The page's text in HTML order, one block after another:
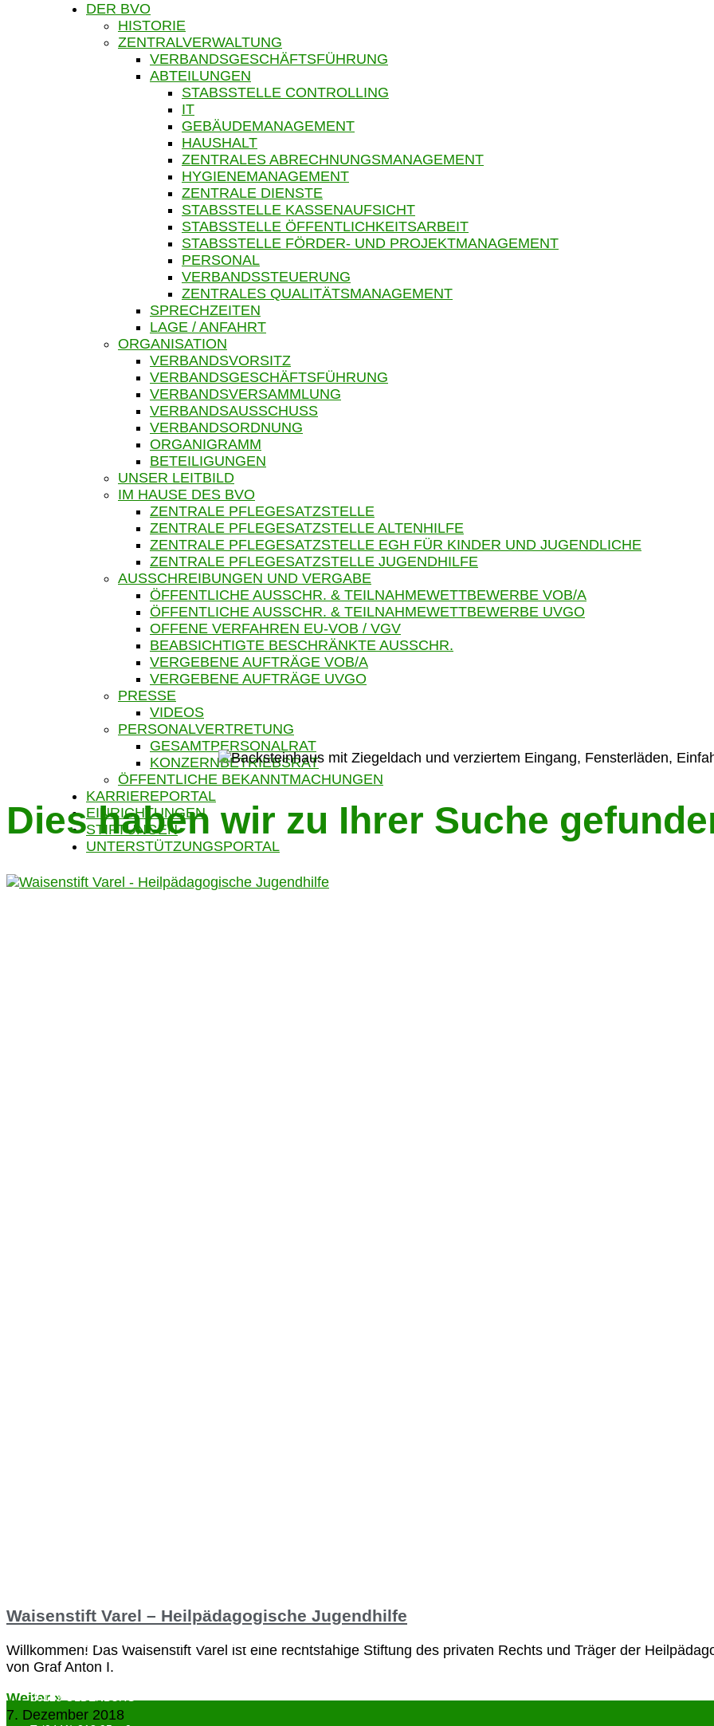
DER BVO
HISTORIE
ZENTRALVERWALTUNG
VERBANDSGESCHÄFTSFÜHRUNG
ABTEILUNGEN
STABSSTELLE CONTROLLING
IT
GEBÄUDEMANAGEMENT
HAUSHALT
ZENTRALES ABRECHNUNGSMANAGEMENT
HYGIENEMANAGEMENT
ZENTRALE DIENSTE
STABSSTELLE KASSENAUFSICHT
STABSSTELLE ÖFFENTLICHKEITSARBEIT
STABSSTELLE FÖRDER- UND PROJEKTMANAGEMENT
PERSONAL
VERBANDSSTEUERUNG
ZENTRALES QUALITÄTSMANAGEMENT
SPRECHZEITEN
LAGE / ANFAHRT
ORGANISATION
VERBANDSVORSITZ
VERBANDSGESCHÄFTSFÜHRUNG
VERBANDSVERSAMMLUNG
VERBANDSAUSSCHUSS
VERBANDSORDNUNG
ORGANIGRAMM
BETEILIGUNGEN
UNSER LEITBILD
IM HAUSE DES BVO
ZENTRALE PFLEGESATZSTELLE
ZENTRALE PFLEGESATZSTELLE ALTENHILFE
ZENTRALE PFLEGESATZSTELLE EGH FÜR KINDER UND JUGENDLICHE
ZENTRALE PFLEGESATZSTELLE JUGENDHILFE
AUSSCHREIBUNGEN UND VERGABE
ÖFFENTLICHE AUSSCHR. & TEILNAHMEWETTBEWERBE VOB/A
ÖFFENTLICHE AUSSCHR. & TEILNAHMEWETTBEWERBE UVGO
OFFENE VERFAHREN EU-VOB / VGV
BEABSICHTIGTE BESCHRÄNKTE AUSSCHR.
VERGEBENE AUFTRÄGE VOB/A
VERGEBENE AUFTRÄGE UVGO
PRESSE
VIDEOS
PERSONALVERTRETUNG
GESAMTPERSONALRAT
KONZERNBETRIEBSRAT
ÖFFENTLICHE BEKANNTMACHUNGEN
KARRIEREPORTAL
EINRICHTUNGEN
STIFTUNGEN
UNTERSTÜTZUNGSPORTAL
Dies haben wir zu Ihrer Suche
Waisenstift Varel – Heilpädagogische Jugendhilfe
Willkommen! Das Waisenstift Varel ist eine rechtsfähige Stiftung des privaten Rechts und Träger der
von Graf Anton I.
Weiter »
7. Dezember 2018
BEZIRKSVERBAND OLDENBURG
26123 OLDENBURG